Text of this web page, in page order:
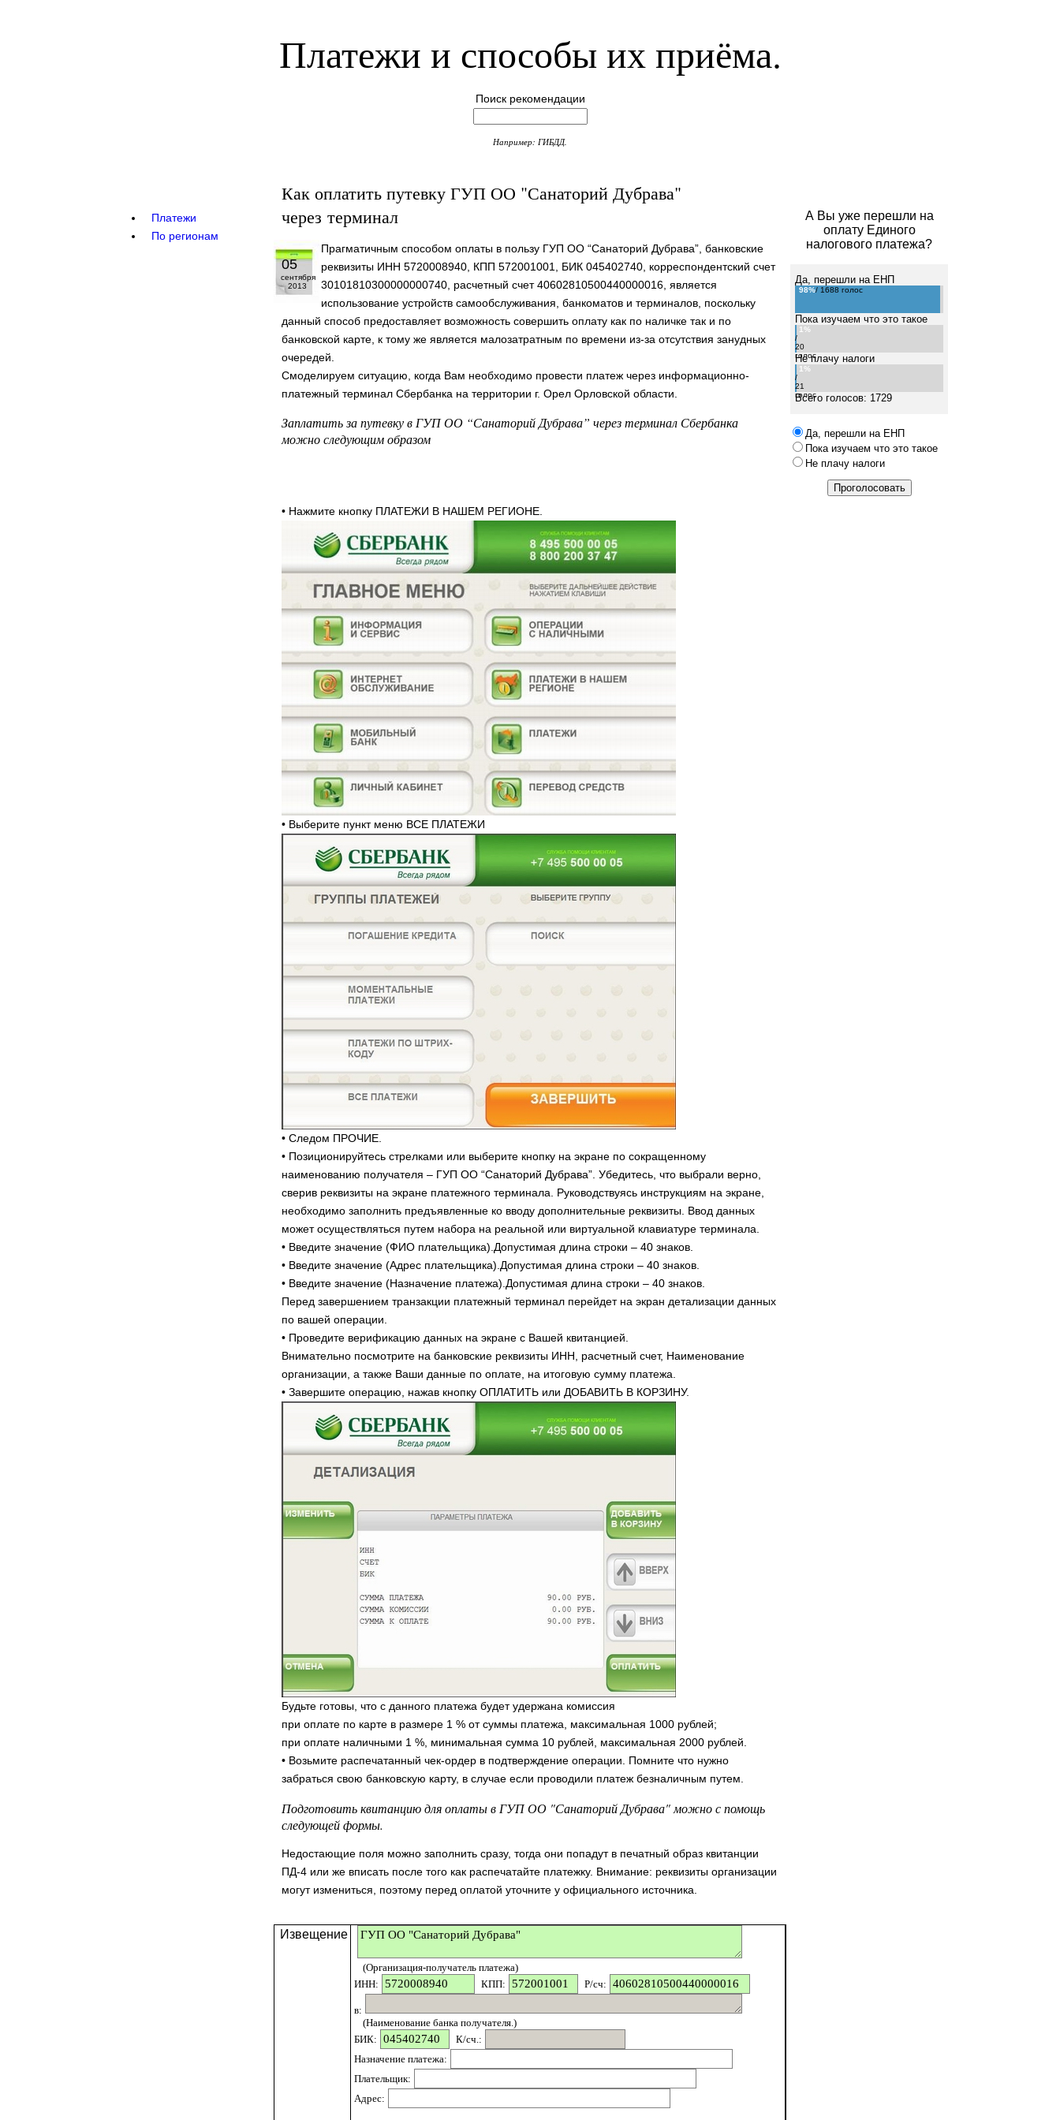
Платежи и способы их приёма.
Поиск рекомендации
Например: ГИБДД.
Платежи
По регионам
А Вы уже перешли на
оплату Единого
налогового платежа?
Да, перешли на ЕНП
98%/ 1688 голос
Пока изучаем что это такое
1%
/
20
голос
Не плачу налоги
1%
/
21
голос
Всего голосов: 1729
Да, перешли на ЕНП
Пока изучаем что это такое
Не плачу налоги
Как оплатить путевку ГУП ОО "Санаторий Дубрава"
через терминал
05
сентября
2013
Прагматичным способом оплаты в пользу ГУП ОО “Санаторий Дубрава”, банковские
реквизиты ИНН 5720008940, КПП 572001001, БИК 045402740, корреспондентский счет
30101810300000000740, расчетный счет 40602810500440000016, является
использование устройств самообслуживания, банкоматов и терминалов, поскольку
данный способ предоставляет возможность совершить оплату как по наличке так и по
банковской карте, к тому же является малозатратным по времени из-за отсутствия занудных
очередей.
Смоделируем ситуацию, когда Вам необходимо провести платеж через информационно-
платежный терминал Сбербанка на территории г. Орел Орловской области.
Заплатить за путевку в ГУП ОО “Санаторий Дубрава” через терминал Сбербанка
можно следующим образом
• Нажмите кнопку ПЛАТЕЖИ В НАШЕМ РЕГИОНЕ.
• Выберите пункт меню ВСЕ ПЛАТЕЖИ
• Следом ПРОЧИЕ.
• Позиционируйтесь стрелками или выберите кнопку на экране по сокращенному
наименованию получателя – ГУП ОО “Санаторий Дубрава”. Убедитесь, что выбрали верно,
сверив реквизиты на экране платежного терминала. Руководствуясь инструкциям на экране,
необходимо заполнить предъявленные ко вводу дополнительные реквизиты. Ввод данных
может осуществляться путем набора на реальной или виртуальной клавиатуре терминала.
• Введите значение (ФИО плательщика).Допустимая длина строки – 40 знаков.
• Введите значение (Адрес плательщика).Допустимая длина строки – 40 знаков.
• Введите значение (Назначение платежа).Допустимая длина строки – 40 знаков.
Перед завершением транзакции платежный терминал перейдет на экран детализации данных
по вашей операции.
• Проведите верификацию данных на экране с Вашей квитанцией.
Внимательно посмотрите на банковские реквизиты ИНН, расчетный счет, Наименование
организации, а также Ваши данные по оплате, на итоговую сумму платежа.
• Завершите операцию, нажав кнопку ОПЛАТИТЬ или ДОБАВИТЬ В КОРЗИНУ.
Будьте готовы, что с данного платежа будет удержана комиссия
при оплате по карте в размере 1 % от суммы платежа, максимальная 1000 рублей;
при оплате наличными 1 %, минимальная сумма 10 рублей, максимальная 2000 рублей.
• Возьмите распечатанный чек-ордер в подтверждение операции. Помните что нужно
забраться свою банковскую карту, в случае если проводили платеж безналичным путем.
Подготовить квитанцию для оплаты в ГУП ОО "Санаторий Дубрава" можно с помощь
следующей формы.
Недостающие поля можно заполнить сразу, тогда они попадут в печатный образ квитанции
ПД-4 или же вписать после того как распечатайте платежку. Внимание: реквизиты организации
могут измениться, поэтому перед оплатой уточните у официального источника.
Извещение
(Организация-получатель платежа)
ИНН:
КПП: P/сч:
в:
(Наименование банка получателя.)
БИК:
К/сч.:
Назначение платежа:
Плательщик:
Адрес: